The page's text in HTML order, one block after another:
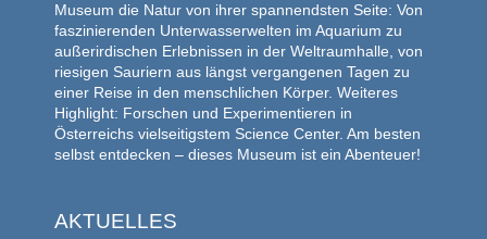
Museum die Natur von ihrer spannendsten Seite: Von
faszinierenden Unterwasserwelten im Aquarium zu
außerirdischen Erlebnissen in der Weltraumhalle, von
riesigen Sauriern aus längst vergangenen Tagen zu
einer Reise in den menschlichen Körper. Weiteres
Highlight: Forschen und Experimentieren in
Österreichs vielseitigstem Science Center. Am besten
selbst entdecken – dieses Museum ist ein Abenteuer!
AKTUELLES